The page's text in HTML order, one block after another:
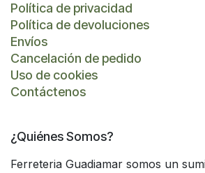
Política de privacidad
Política de devoluciones
Envíos
Cancelación de pedido
Uso de cookies
Contáctenos
¿Quiénes Somos?
Ferreteria Guadiamar somos un